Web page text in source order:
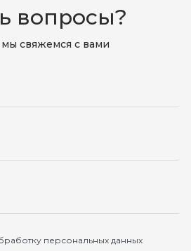
вопросы?
мы свяжемся с вами
персональных данных